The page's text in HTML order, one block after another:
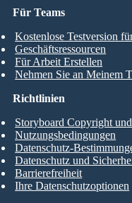
Für Teams
Kostenlose Testversion
Geschäftsressourcen
Für Arbeit Erstellen
Nehmen Sie an Meinem
Richtlinien
Storyboard Copyright
Nutzungsbedingungen
Datenschutz-
Datenschutz und
Barrierefreiheit
Ihre Datenschutzoptionen